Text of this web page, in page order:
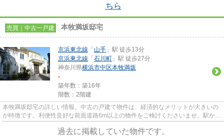
ちら
売買｜中古一戸建 本牧満坂邸宅
京浜東北線 「 山手 」駅 徒歩13分
京浜東北線 「 石川町 」駅 徒歩27分
神奈川県横浜市中区本牧満坂
-
築年数：築16年
階数：2階建
本牧満坂邸宅の詳しい情報。中古の戸建て物件は、経済的なメリットが大きいの
が特徴です。利便性良好な前面道路6m以上の物件をご検討くださいませ。駅から
過去に掲載していた物件です。